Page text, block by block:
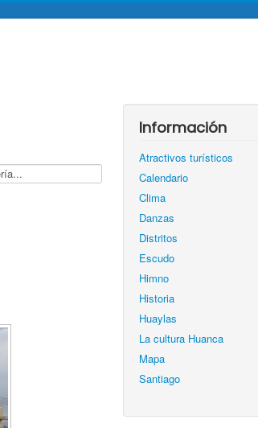
Información
Atractivos turísticos
Calendario
Clima
Danzas
Distritos
Escudo
Himno
Historia
Huaylas
La cultura Huanca
Mapa
Santiago